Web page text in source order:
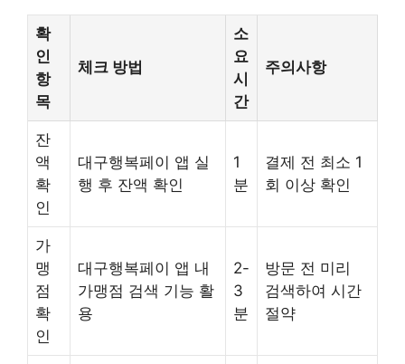
확
인
항
목
체크 방법
소
요
시
간
주의사항
잔
액
확
인
대구행복페이 앱 실
행 후 잔액 확인
1
분
결제 전 최소 1
회 이상 확인
가
맹
점
확
인
대구행복페이 앱 내
가맹점 검색 기능 활
용
2-
3
분
방문 전 미리
검색하여 시간
절약